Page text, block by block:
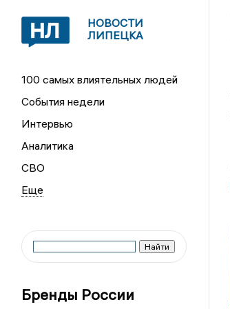
НОВОСТИ
ЛИПЕЦКА
100 самых влиятельных людей
События недели
Интервью
Аналитика
СВО
Бренды России